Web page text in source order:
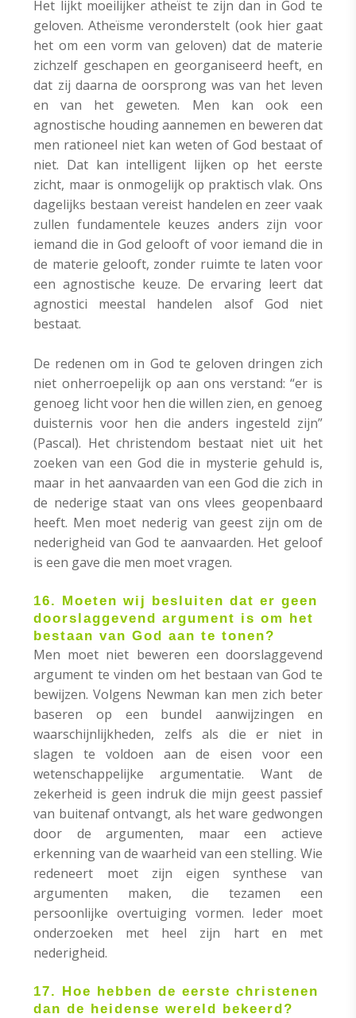
Het lijkt moeilijker atheïst te zijn dan in God te
geloven. Atheïsme veronderstelt (ook hier gaat
het om een vorm van geloven) dat de materie
zichzelf geschapen en georganiseerd heeft, en
dat zij daarna de oorsprong was van het leven
en van het geweten. Men kan ook een
agnostische houding aannemen en beweren dat
men rationeel niet kan weten of God bestaat of
niet. Dat kan intelligent lijken op het eerste
zicht, maar is onmogelijk op praktisch vlak. Ons
dagelijks bestaan vereist handelen en zeer vaak
zullen fundamentele keuzes anders zijn voor
iemand die in God gelooft of voor iemand die in
de materie gelooft, zonder ruimte te laten voor
een agnostische keuze. De ervaring leert dat
agnostici meestal handelen alsof God niet
bestaat.
De redenen om in God te geloven dringen zich
niet onherroepelijk op aan ons verstand: “er is
genoeg licht voor hen die willen zien, en genoeg
duisternis voor hen die anders ingesteld zijn”
(Pascal). Het christendom bestaat niet uit het
zoeken van een God die in mysterie gehuld is,
maar in het aanvaarden van een God die zich in
de nederige staat van ons vlees geopenbaard
heeft. Men moet nederig van geest zijn om de
nederigheid van God te aanvaarden. Het geloof
is een gave die men moet vragen.
16. Moeten wij besluiten dat er geen
doorslaggevend argument is om het
bestaan van God aan te tonen?
Men moet niet beweren een doorslaggevend
argument te vinden om het bestaan van God te
bewijzen. Volgens Newman kan men zich beter
baseren op een bundel aanwijzingen en
waarschijnlijkheden, zelfs als die er niet in
slagen te voldoen aan de eisen voor een
wetenschappelijke argumentatie. Want de
zekerheid is geen indruk die mijn geest passief
van buitenaf ontvangt, als het ware gedwongen
door de argumenten, maar een actieve
erkenning van de waarheid van een stelling. Wie
redeneert moet zijn eigen synthese van
argumenten maken, die tezamen een
persoonlijke overtuiging vormen. Ieder moet
onderzoeken met heel zijn hart en met
nederigheid.
17. Hoe hebben de eerste christenen
dan de heidense wereld bekeerd?